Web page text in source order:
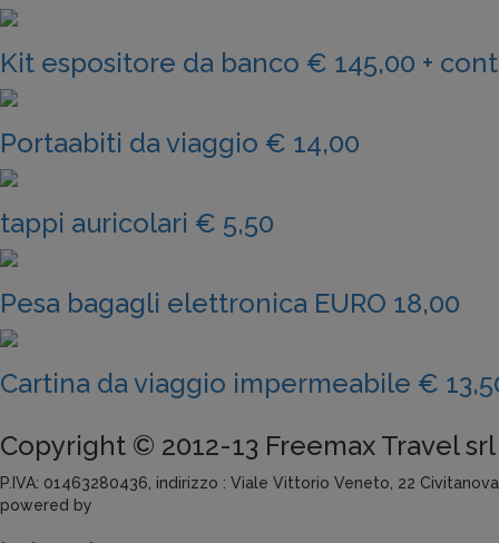
Kit espositore da banco € 145,00 +
Portaabiti da viaggio € 14,00
tappi auricolari € 5,50
Pesa bagagli elettronica EURO 18,00
Cartina da viaggio impermeabile €
Copyright © 2012-13 Freemax Travel srl
P.IVA: 01463280436, indirizzo : Viale Vittorio Veneto, 22
powered by